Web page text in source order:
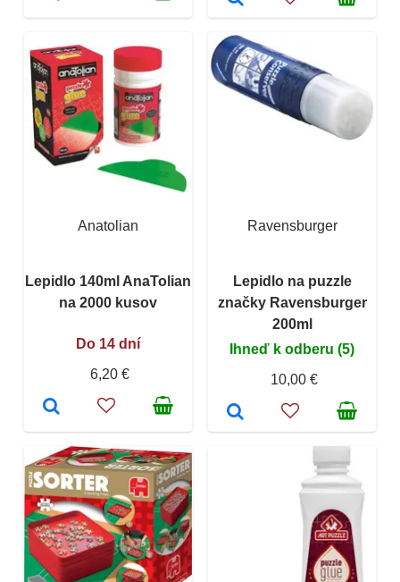
Anatolian
Lepidlo 140ml AnaTolian
na 2000 kusov
Do 14 dní
6,20 €
Ravensburger
Lepidlo na puzzle
značky Ravensburger
200ml
Ihneď k odberu (5)
10,00 €